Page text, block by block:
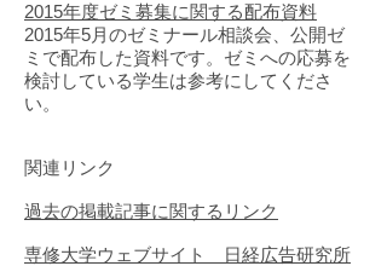
2015年度ゼミ募集に関する配布資料
2015年5月のゼミナール相談会、公開ゼ
ミで配布した資料です。ゼミへの応募を
検討している学生は参考にしてくださ
い。
関連リンク
過去の掲載記事に関するリンク
専修大学ウェブサイト 日経広告研究所